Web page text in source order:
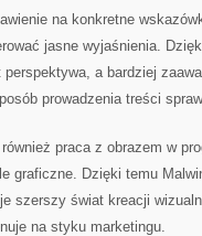
na konkretne
jasne wyjaśnienia.
a bardziej
prowadzenia treści
praca z obrazem w
graficzne. Dzięki temu
szerszy świat kreacji
na styku marketingu.